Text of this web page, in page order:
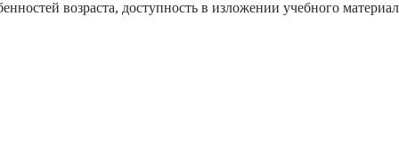
возраста, доступность в изложении учебного